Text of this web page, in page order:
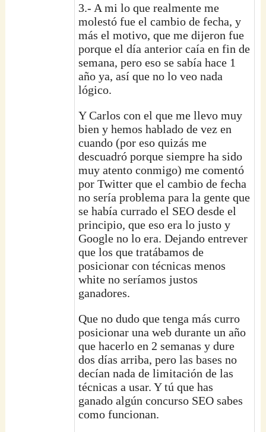
3.- A mi lo que realmente me
molestó fue el cambio de fecha, y
más el motivo, que me dijeron fue
porque el día anterior caía en fin de
semana, pero eso se sabía hace 1
año ya, así que no lo veo nada
lógico.
Y Carlos con el que me llevo muy
bien y hemos hablado de vez en
cuando (por eso quizás me
descuadró porque siempre ha sido
muy atento conmigo) me comentó
por Twitter que el cambio de fecha
no sería problema para la gente que
se había currado el SEO desde el
principio, que eso era lo justo y
Google no lo era. Dejando entrever
que los que tratábamos de
posicionar con técnicas menos
white no seríamos justos
ganadores.
Que no dudo que tenga más curro
posicionar una web durante un año
que hacerlo en 2 semanas y dure
dos días arriba, pero las bases no
decían nada de limitación de las
técnicas a usar. Y tú que has
ganado algún concurso SEO sabes
como funcionan.